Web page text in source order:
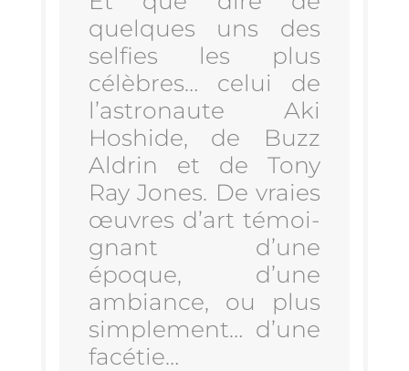
quelques uns des
sel­fies les plus
célèbres… celui de
l’as­tro­naute Aki
Hoshide, de Buzz
Aldrin et de Tony
Ray Jones. De vraies
œuvres d’art témoi­
gnant d’une
époque, d’une
ambiance, ou plus
sim­ple­ment… d’une
facétie…